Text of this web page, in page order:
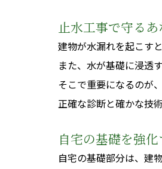
止水工事で守る
建物が水漏れを起こす
また、水が基礎に浸透
そこで重要になるのが
正確な診断と確かな技
自宅の基礎を強
自宅の基礎部分は、建